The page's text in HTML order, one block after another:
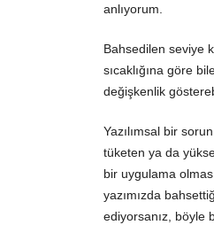
anlıyorum.
Bahsedilen seviye
sıcaklığına göre
değişkenlik
Yazılımsal bir
tüketen ya da
bir uygulama
yazımızda
ediyorsanız, böyle